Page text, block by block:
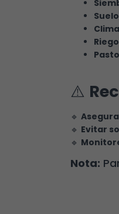
⚠️
🔹
🔹 Evitar
🔹
Nota: